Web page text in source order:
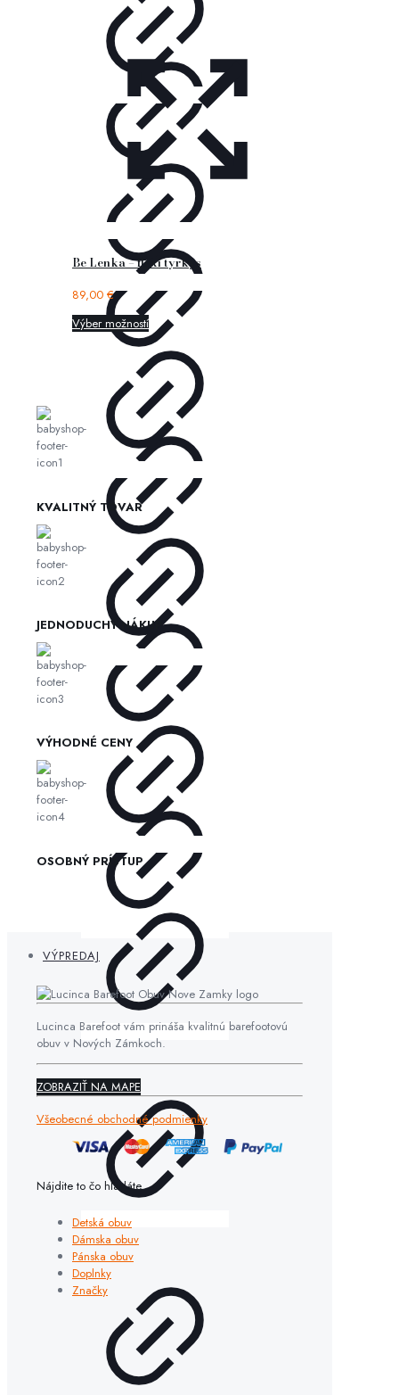
VÝPREDAJ
Be Lenka – flexi tyrkys
89,00 €
Výber možností
KVALITNÝ TOVAR
JEDNODUCHÝ NÁKUP
VÝHODNÉ CENY
OSOBNÝ PRÍSTUP
Lucinca Barefoot vám prináša kvalitnú barefootovú
obuv v Nových Zámkoch.
ZOBRAZIŤ NA MAPE
Všeobecné obchodné podmienky
Nájdite to čo hľadáte
Detská obuv
Dámska obuv
Pánska obuv
Doplnky
Značky